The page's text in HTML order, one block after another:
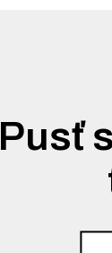
Pusť